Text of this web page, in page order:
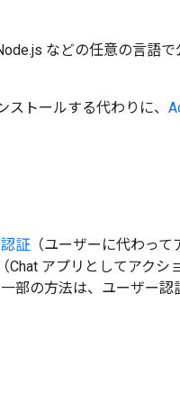
などの任意の言語で
トールする代わりに、
証 （ユーザーに代わっ
Chat アプリとしてアクシ
部の方法は、ユーザー認